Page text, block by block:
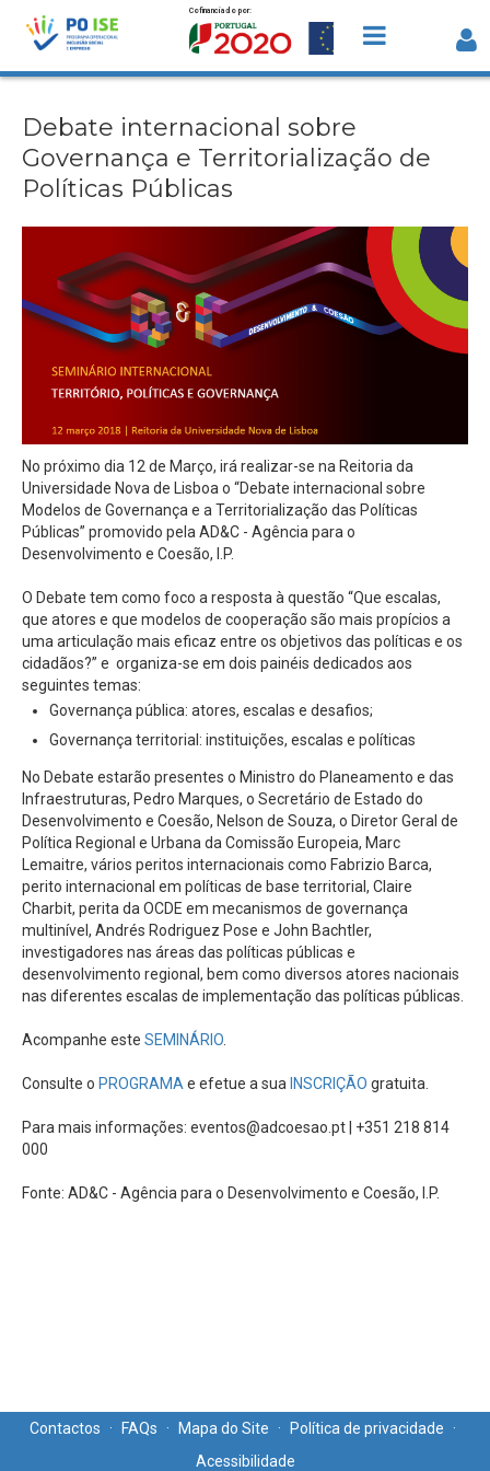
Saltar para o conteúdo
e Territorialização de Políticas
Cofinanciado por:
Debate internacional sobre
Governança e Territorialização de
Políticas Públicas
No próximo dia 12 de Março, irá realizar-se na Reitoria da
Universidade Nova de Lisboa o “Debate internacional sobre
Modelos de Governança e a Territorialização das Políticas
Públicas” promovido pela AD&C - Agência para o
Desenvolvimento e Coesão, I.P.
O Debate tem como foco a resposta à questão “Que escalas,
que atores e que modelos de cooperação são mais propícios a
uma articulação mais eficaz entre os objetivos das políticas e os
cidadãos?” e organiza-se em dois painéis dedicados aos
seguintes temas:
Governança pública: atores, escalas e desafios;
Governança territorial: instituições, escalas e políticas
No Debate estarão presentes o Ministro do Planeamento e das
Infraestruturas, Pedro Marques, o Secretário de Estado do
Desenvolvimento e Coesão, Nelson de Souza, o Diretor Geral de
Política Regional e Urbana da Comissão Europeia, Marc
Lemaitre, vários peritos internacionais como Fabrizio Barca,
perito internacional em políticas de base territorial, Claire
Charbit, perita da OCDE em mecanismos de governança
multinível, Andrés Rodriguez Pose e John Bachtler,
investigadores nas áreas das políticas públicas e
desenvolvimento regional, bem como diversos atores nacionais
nas diferentes escalas de implementação das políticas públicas.
Acompanhe este SEMINÁRIO.
Consulte o PROGRAMAe efetue a sua INSCRIÇÃO gratuita.
Para mais informações: eventos@adcoesao.pt | +351 218 814
000
Fonte: AD&C - Agência para o Desenvolvimento e Coesão, I.P.
Contactos · FAQs · Mapa do Site · Política de privacidade
·
Acessibilidade